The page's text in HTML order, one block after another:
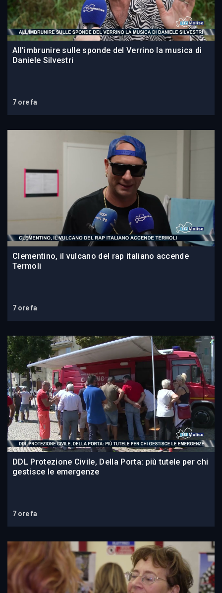
All’imbrunire sulle sponde del Verrino la musica di
Daniele Silvestri
7 ore fa
Clementino, il vulcano del rap italiano accende
Termoli
7 ore fa
DDL Protezione Civile, Della Porta: più tutele per chi
gestisce le emergenze
7 ore fa